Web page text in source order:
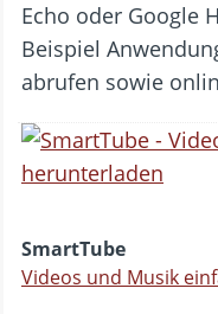
Echo oder Google
Beispiel
abrufen sowie
SmartTube
Videos und Musik